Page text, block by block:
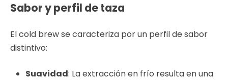
Sabor y perfil de taza
El cold brew se caracteriza por un perfil de sabor
distintivo:
Suavidad: La extracción en frío resulta en una